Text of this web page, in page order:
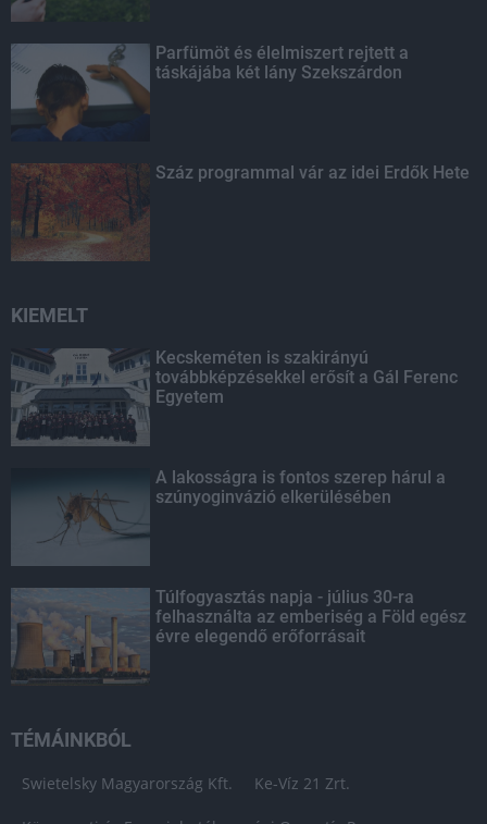
Parfümöt és élelmiszert rejtett a
táskájába két lány Szekszárdon
Száz programmal vár az idei Erdők Hete
KIEMELT
Kecskeméten is szakirányú
továbbképzésekkel erősít a Gál Ferenc
Egyetem
A lakosságra is fontos szerep hárul a
szúnyoginvázió elkerülésében
Túlfogyasztás napja - július 30-ra
felhasználta az emberiség a Föld egész
évre elegendő erőforrásait
TÉMÁINKBÓL
Swietelsky Magyarország Kft. Ke-Víz 21 Zrt.